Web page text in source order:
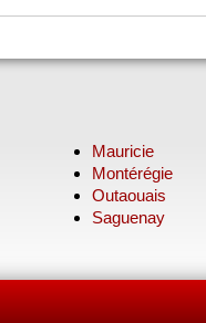
Mauricie
Montérégie
Outaouais
Saguenay